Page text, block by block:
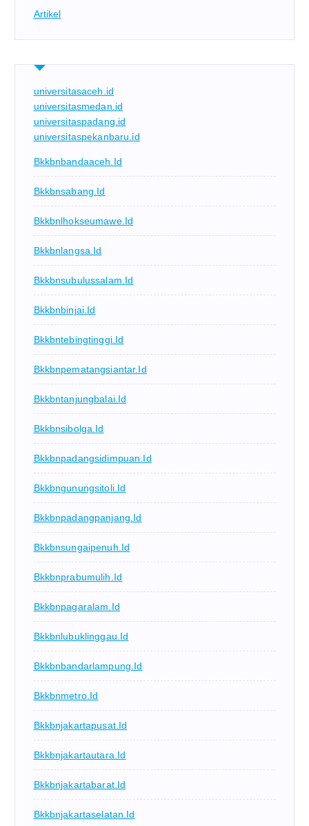
Artikel
universitasaceh.id
universitasmedan.id
universitaspadang.id
universitaspekanbaru.id
Bkkbnbandaaceh.id
Bkkbnsabang.id
Bkkbnlhokseumawe.id
Bkkbnlangsa.id
Bkkbnsubulussalam.id
Bkkbnbinjai.id
Bkkbntebingtinggi.id
Bkkbnpematangsiantar.id
Bkkbntanjungbalai.id
Bkkbnsibolga.id
Bkkbnpadangsidimpuan.id
Bkkbngunungsitoli.id
Bkkbnpadangpanjang.id
Bkkbnsungaipenuh.id
Bkkbnprabumulih.id
Bkkbnpagaralam.id
Bkkbnlubuklinggau.id
Bkkbnbandarlampung.id
Bkkbnmetro.id
Bkkbnjakartapusat.id
Bkkbnjakartautara.id
Bkkbnjakartabarat.id
Bkkbnjakartaselatan.id